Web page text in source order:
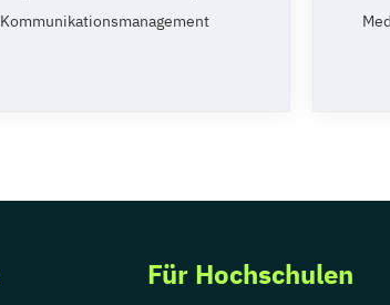
Kommunikationsmanagement
Für Hochschulen